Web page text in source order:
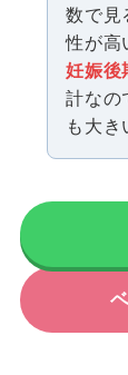
数で見
性が高
妊娠後
計なの
も大き